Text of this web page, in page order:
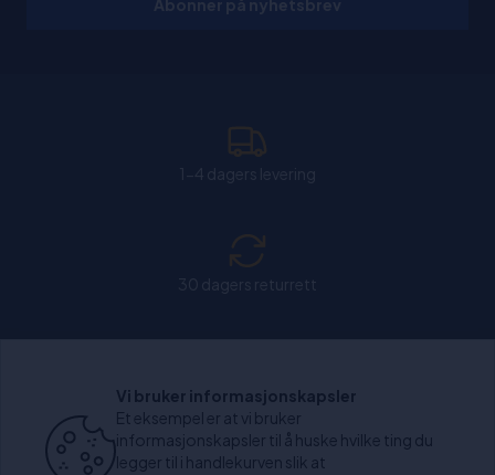
Chat: Åpen alle hverdager fra kl. 11:00-15:30.
Vi bruker informasjonskapsler
Et eksempel er at vi bruker
informasjonskapsler til å huske hvilke ting du
legger til i handlekurven slik at